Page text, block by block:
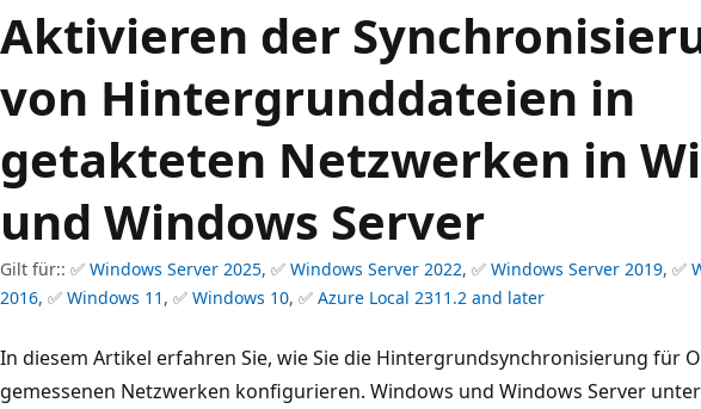
Aktivieren der
von Hintergrunddateien in
getakteten Netzwerken in
und Windows Server
Gilt für:: ✅ Windows Server 2025, ✅ Windows Server 2022, ✅ Windows Server 2019, ✅
2016, ✅ Windows 11 , ✅ Windows 10, ✅ Azure Local 2311.2 and later
In diesem Artikel erfahren Sie, wie Sie die Hintergrundsynchronisierung für
gemessenen Netzwerken konfigurieren. Windows und Windows Server